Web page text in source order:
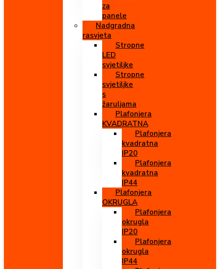
za
panele
Nadgradna
rasvjeta
Stropne
LED
svjetiljke
Stropne
svjetiljke
s
žaruljama
Plafonjera
KVADRATNA
Plafonjera
kvadratna
IP20
Plafonjera
kvadratna
IP44
Plafonjera
OKRUGLA
Plafonjera
okrugla
IP20
Plafonjera
okrugla
IP44